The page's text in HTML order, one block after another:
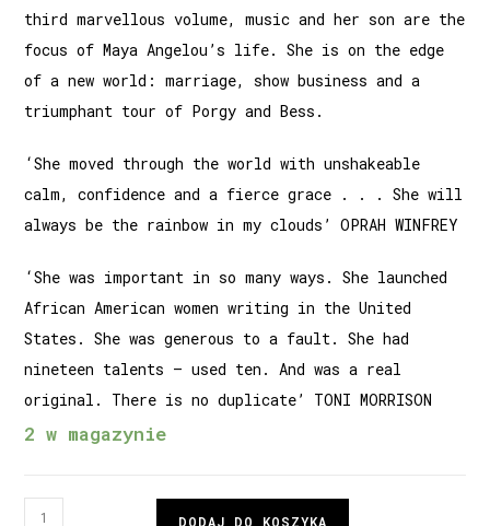
third marvellous volume, music and her son are the
focus of Maya Angelou’s life. She is on the edge
of a new world: marriage, show business and a
triumphant tour of Porgy and Bess.
‘She moved through the world with unshakeable
calm, confidence and a fierce grace . . . She will
always be the rainbow in my clouds’ OPRAH WINFREY
‘She was important in so many ways. She launched
African American women writing in the United
States. She was generous to a fault. She had
nineteen talents – used ten. And was a real
original. There is no duplicate’ TONI MORRISON
2 w magazynie
DODAJ DO KOSZYKA